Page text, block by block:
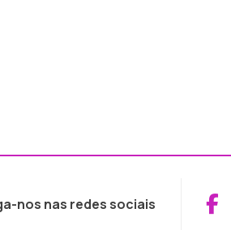
nos nas redes sociais